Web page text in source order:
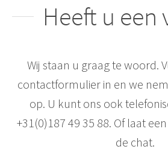
Heeft u een
Wij staan u graag te woord.
contactformulier in en we
op. U kunt ons ook
+31(0)187 49 35 88. Of laat
de chat.